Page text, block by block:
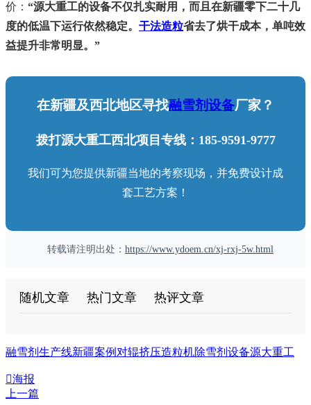
价： “源大重工的设备不仅扎实耐用，而且在新疆零下二十几
度的低温下运行依然稳定。 干法造粒省去了烘干成本，单吨效
益提升非常明显。”
在新疆及西北地区寻找融雪剂设备厂家？
拨打源大重工西北项目专线：185-9591-9777
我们可为您提供新疆当地的考察现场，并免费设计成
套工艺方案！
转载请注明出处： https://www.ydoem.cn/xj-rxj-5w.html
随机文章 热门文章 热评文章
融雪剂生产线新疆案例 对辊挤压造粒机除雪剂设备源大重工
海报
上一篇